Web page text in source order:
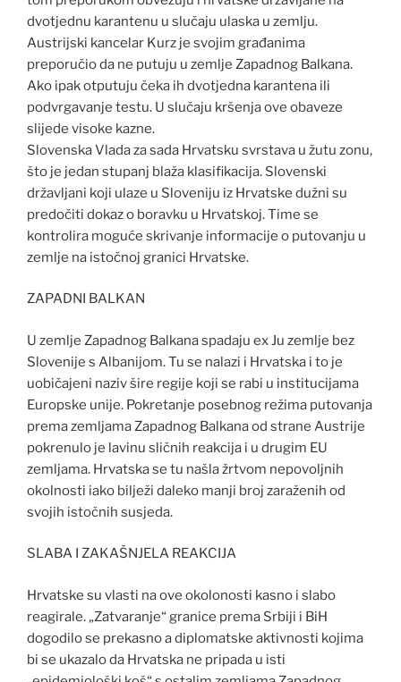
dvotjednu karantenu u slučaju ulaska u zemlju.
Austrijski kancelar Kurz je svojim građanima
preporučio da ne putuju u zemlje Zapadnog Balkana.
Ako ipak otputuju čeka ih dvotjedna karantena ili
podvrgavanje testu. U slučaju kršenja ove obaveze
slijede visoke kazne.
Slovenska Vlada za sada Hrvatsku svrstava u žutu zonu,
što je jedan stupanj blaža klasifikacija. Slovenski
državljani koji ulaze u Sloveniju iz Hrvatske dužni su
predočiti dokaz o boravku u Hrvatskoj. Time se
kontrolira moguće skrivanje informacije o putovanju u
zemlje na istočnoj granici Hrvatske.
ZAPADNI BALKAN
U zemlje Zapadnog Balkana spadaju ex Ju zemlje bez
Slovenije s Albanijom. Tu se nalazi i Hrvatska i to je
uobičajeni naziv šire regije koji se rabi u institucijama
Europske unije. Pokretanje posebnog režima putovanja
prema zemljama Zapadnog Balkana od strane Austrije
pokrenulo je lavinu sličnih reakcija i u drugim EU
zemljama. Hrvatska se tu našla žrtvom nepovoljnih
okolnosti iako bilježi daleko manji broj zaraženih od
svojih istočnih susjeda.
SLABA I ZAKAŠNJELA REAKCIJA
Hrvatske su vlasti na ove okolonosti kasno i slabo
reagirale. „Zatvaranje“ granice prema Srbiji i BiH
dogodilo se prekasno a diplomatske aktivnosti kojima
bi se ukazalo da Hrvatska ne pripada u isti